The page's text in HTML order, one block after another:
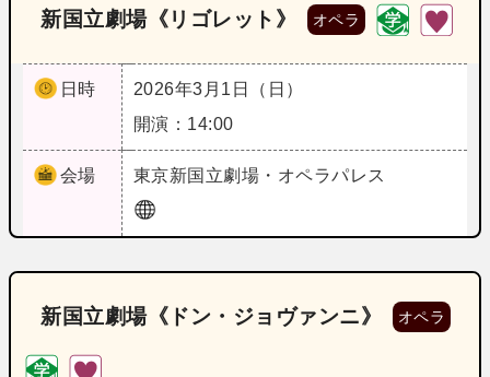
新国立劇場《リゴレット》 オペラ
日時
2026年3月1日（日）
開演：14:00
会場 東京新国立劇場・オペラパレス
新国立劇場《ドン・ジョヴァンニ》 オペラ